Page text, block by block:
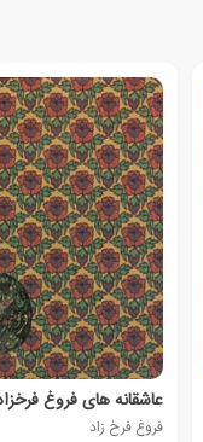
عاشقانه های فروغ
فروغ فرخ زاد